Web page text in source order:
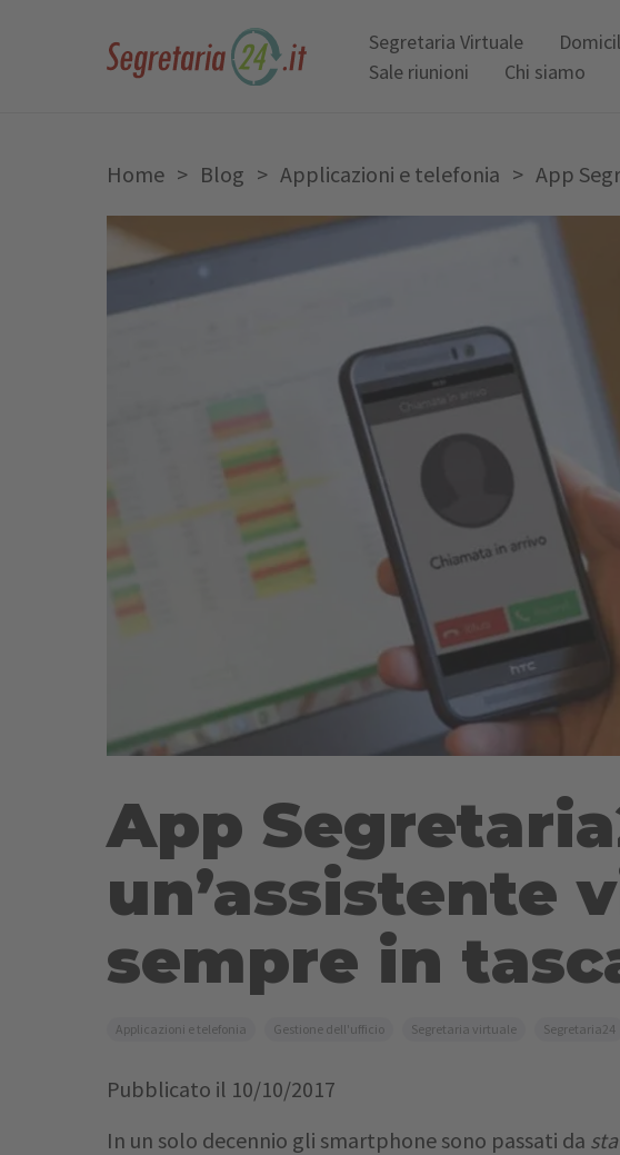
Segretaria Virtuale
Sale riunioni
Chi siamo
Home > Blog > Applicazioni e telefonia > App
App
un’assistente
sempre in
Applicazioni e telefonia Gestione dell'ufficio Segretaria virtuale Segretaria24
Pubblicato il 10/10/2017
In un solo decennio gli smartphone sono passati da